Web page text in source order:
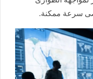
سرعة ممكنة.